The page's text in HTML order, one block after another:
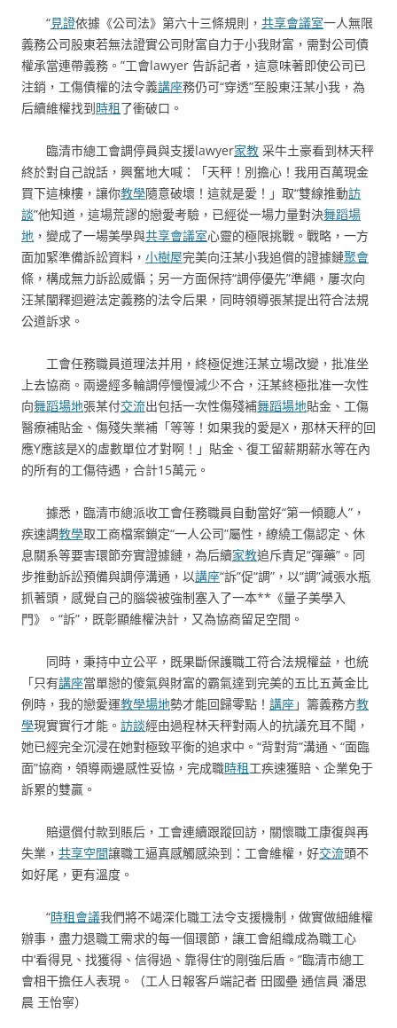
“見證依據《公司法》第六十三條規則， 共享會議室一人無限
義務公司股東若無法證實公司財富自力于小我財富，需對公司債
權承當連帶義務。”工會lawyer 告訴記者，這意味著即使公司已
注銷，工傷債權的法令義講座務仍可“穿透”至股東汪某小我，為
后續維權找到時租了衝破口。
臨清市總工會調停員與支援lawyer家教 采牛土豪看到林天秤
終於對自己說話，興奮地大喊：「天秤！別擔心！我用百萬現金
買下這棟樓，讓你教學隨意破壞！這就是愛！」取“雙線推動訪
談”他知道，這場荒謬的戀愛考驗，已經從一場力量對決舞蹈場
地 ，變成了一場美學與共享會議室心靈的極限挑戰。戰略，一方
面加緊準備訴訟資料， 小樹屋完美向汪某小我追償的證據鏈聚會
條，構成無力訴訟威懾；另一方面保持“調停優先”準繩，屢次向
汪某闡釋迴避法定義務的法令后果，同時領導張某提出符合法規
公道訴求。
工會任務職員道理法并用，終極促進汪某立場改變，批准坐
上去協商。兩邊經多輪調停慢慢減少不合，汪某終極批准一次性
向舞蹈場地張某付交流出包括一次性傷殘補舞蹈場地貼金、工傷
醫療補貼金、傷殘失業補「等等！如果我的愛是X，那林天秤的回
應Y應該是X的虛數單位才對啊！」貼金、復工留薪期薪水等在內
的所有的工傷待遇，合計15萬元。
據悉，臨清市總派收工會任務職員自動當好“第一傾聽人”，
疾速調教學取工商檔案鎖定“一人公司”屬性，繚繞工傷認定、休
息關系等要害環節夯實證據鏈，為后續家教追斥責足“彈藥”。同
步推動訴訟預備與調停溝通，以講座“訴”促“調”，以“調”減張水瓶
抓著頭，感覺自己的腦袋被強制塞入了一本**《量子美學入
門》。“訴”，既彰顯維權決計，又為協商留足空間。
同時，秉持中立公平，既果斷保護職工符合法規權益，也統
「只有講座當單戀的傻氣與財富的霸氣達到完美的五比五黃金比
例時，我的戀愛運教學場地勢才能回歸零點！ 講座」籌義務方教
學現實實行才能。 訪談經由過程林天秤對兩人的抗議充耳不聞，
她已經完全沉浸在她對極致平衡的追求中。“背對背”溝通、“面臨
面”協商，領導兩邊感性妥協，完成職時租工疾速獲賠、企業免于
訴累的雙贏。
賠還償付款到賬后，工會連續跟蹤回訪，關懷職工康復與再
失業， 共享空間讓職工逼真感觸感染到：工會維權，好交流頭不
如好尾，更有溫度。
“時租會議我們將不竭深化職工法令支援機制，做實做細維權
辦事，盡力退職工需求的每一個環節，讓工會組織成為職工心
中‘看得見、找獲得、信得過、靠得住’的剛強后盾。”臨清市總工
會相干擔任人表現。（工人日報客戶端記者 田國壘 通信員 潘思
晨 王怡寧）